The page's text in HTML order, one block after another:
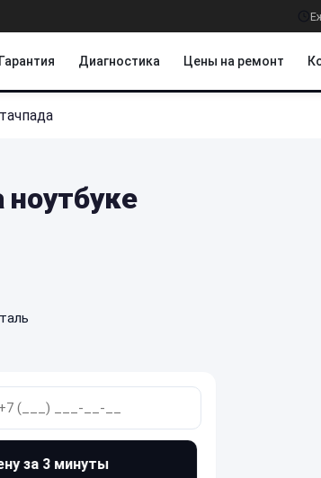
Гарантия Диагностика Цены на ремонт
ноутбуке
за 3 минуты